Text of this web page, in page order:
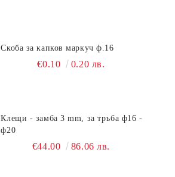
Скоба за капков маркуч ф.16
€0.10 0.20 лв.
Клещи - замба 3 mm, за тръба ф16 -
ф20
€44.00 86.06 лв.